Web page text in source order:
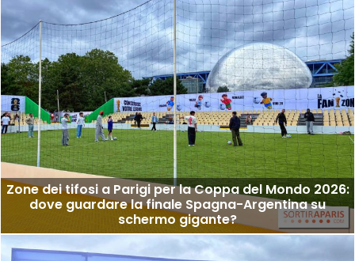
Zone dei tifosi a Parigi per la Coppa del Mondo 2026:
dove guardare la finale Spagna-Argentina su
schermo gigante?